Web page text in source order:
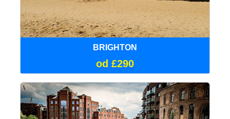
BRIGHTON
od £290